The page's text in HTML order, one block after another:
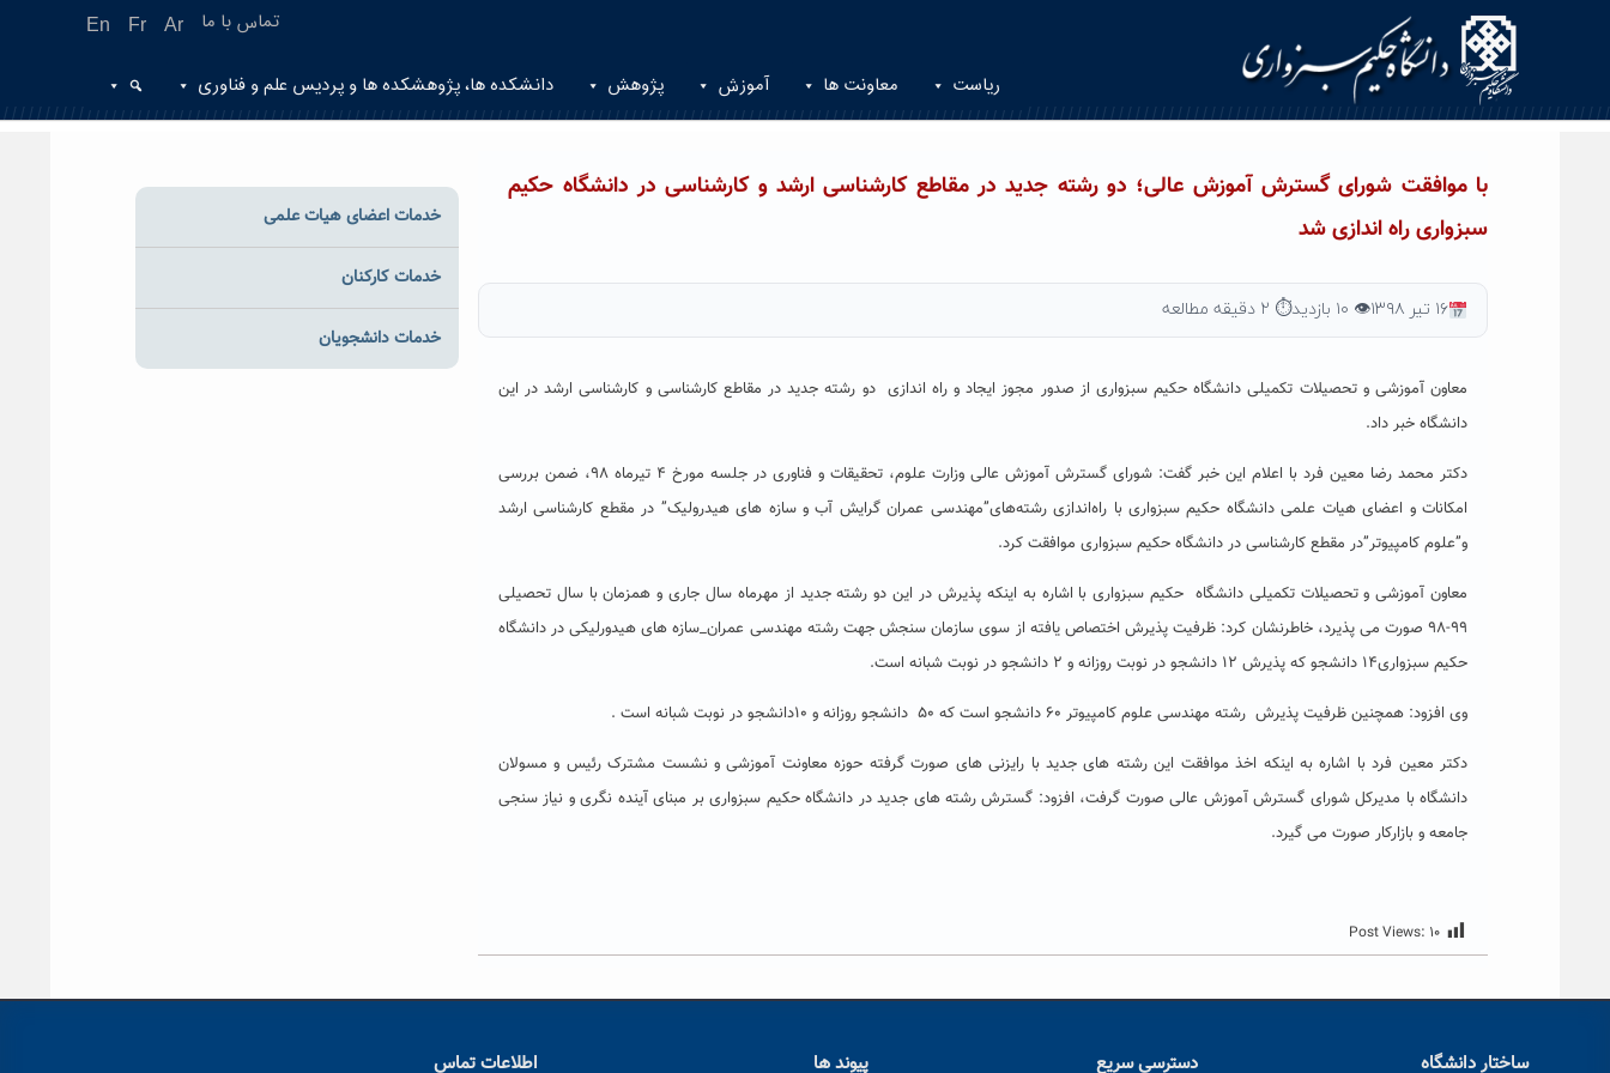
En Fr Ar تماس با ما
ریاست معاونت ها آموزش پژوهش دانشکده ها، پژوهشکده ها و پردیس علم و فناوری
با موافقت شورای گسترش آموزش عالی؛ دو رشته جدید در مقاطع کارشناسی ارشد و کارشناسی در دانشگاه حکیم
سبزواری راه اندازی شد
۱۶ تیر ۱۳۹۸ 👁 ۱۰ بازدید ⏱ ۲ دقیقه مطالعه
معاون آموزشی و تحصیلات تکمیلی دانشگاه حکیم سبزواری از صدور مجوز ایجاد و راه اندازی دو رشته جدید در مقاطع کارشناسی و کارشناسی ارشد در این
دانشگاه خبر داد.
دکتر محمد رضا معین فرد با اعلام این خبر گفت: شورای گسترش آموزش عالی وزارت علوم، تحقیقات و فناوری در جلسه مورخ ۴ تیرماه ۹۸، ضمن بررسی
امکانات و اعضای هیات علمی دانشگاه حکیم سبزواری با راه‌اندازی رشته‌های”مهندسی عمران گرایش آب و سازه های هیدرولیک” در مقطع کارشناسی ارشد
و”علوم کامپیوتر”در مقطع کارشناسی در دانشگاه حکیم سبزواری موافقت کرد.
معاون آموزشی و تحصیلات تکمیلی دانشگاه حکیم سبزواری با اشاره به اینکه پذیرش در این دو رشته جدید از مهرماه سال جاری و همزمان با سال تحصیلی
۹۹-۹۸ صورت می پذیرد، خاطرنشان کرد: ظرفیت پذیرش اختصاص یافته از سوی سازمان سنجش جهت رشته مهندسی عمران_سازه های هیدورلیکی در دانشگاه
حکیم سبزواری۱۴ دانشجو که پذیرش ۱۲ دانشجو در نوبت روزانه و ۲ دانشجو در نوبت شبانه است.
وی افزود: همچنین ظرفیت پذیرش رشته مهندسی علوم کامپیوتر ۶۰ دانشجو است که ۵۰ دانشجو روزانه و ۱۰دانشجو در نوبت شبانه است .
دکتر معین فرد با اشاره به اینکه اخذ موافقت این رشته های جدید با رایزنی های صورت گرفته حوزه معاونت آموزشی و نشست مشترک رئیس و مسولان
دانشگاه با مدیرکل شورای گسترش آموزش عالی صورت گرفت، افزود: گسترش رشته های جدید در دانشگاه حکیم سبزواری بر مبنای آینده نگری و نیاز سنجی
جامعه و بازارکار صورت می گیرد.
Post Views: ۱۰
خدمات اعضای هیات علمی
خدمات کارکنان
خدمات دانشجویان
ساختار دانشگاه دسترسی سریع پیوند ها اطلاعات تماس